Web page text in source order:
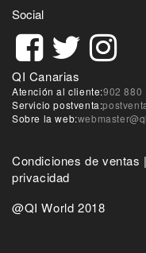
Social
QI Canarias
Atención al cliente:902 880
Servicio postventa:
Sobre la web:
Condiciones de ventas
privacidad
@QI World 2018